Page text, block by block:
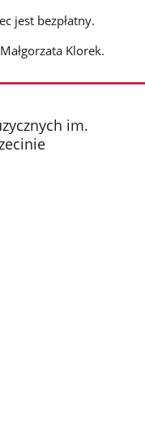
jest bezpłatny.
Klorek.
im.